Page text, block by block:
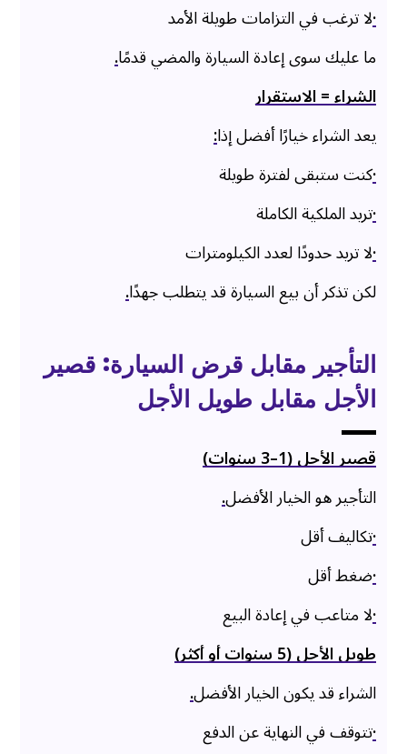
·لا ترغب في التزامات طويلة الأمد
ما عليك سوى إعادة السيارة والمضي قدمًا.
الشراء = الاستقرار
يعد الشراء خيارًا أفضل إذا:
·كنت ستبقى لفترة طويلة
·تريد الملكية الكاملة
·لا تريد حدودًا لعدد الكيلومترات
لكن تذكر أن بيع السيارة قد يتطلب جهدًا.
التأجير مقابل قرض السيارة: قصير
الأجل مقابل طويل الأجل
قصير الأجل (1–3 سنوات)
التأجير هو الخيار الأفضل.
·تكاليف أقل
·ضغط أقل
·لا متاعب في إعادة البيع
طويل الأجل (5 سنوات أو أكثر)
الشراء قد يكون الخيار الأفضل.
·تتوقف في النهاية عن الدفع